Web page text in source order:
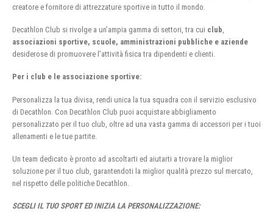
creatore e fornitore di attrezzature sportive in tutto il mondo.
Decathlon Club si rivolge a un’ampia gamma di settori, tra cui club
associazioni sportive, scuole, amministrazioni pubbliche e aziende
desiderose di promuovere l’attività fisica tra dipendenti e clienti.
Per i club e le associazione sportive:
Personalizza la tua divisa, rendi unica la tua squadra con il servizio esclusivo
di Decathlon. Con Decathlon Club puoi acquistare abbigliamento
personalizzato per il tuo club, oltre ad una vasta gamma di accessori per i tuoi
allenamenti e le tue partite.
Un team dedicato è pronto ad ascoltarti ed aiutarti a trovare la miglior
soluzione per il tuo club, garantendoti la miglior qualità prezzo sul mercato,
nel rispetto delle politiche Decathlon.
SCEGLI IL TUO SPORT ED INIZIA LA PERSONALIZZAZIONE: